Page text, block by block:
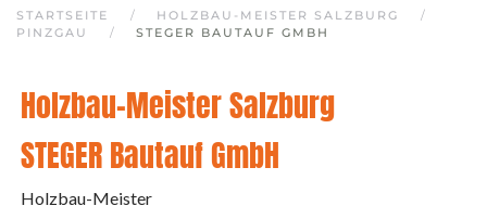
STARTSEITE
HOLZBAU-MEISTER SALZBURG
PINZGAU
STEGER BAUTAUF GMBH
Holzbau-Meister Salzburg
STEGER Bautauf GmbH
Holzbau-Meister